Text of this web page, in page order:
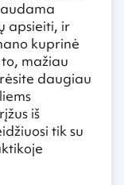
apsieiti, ir
kuprinė
mažiau
daugiau
iš
tik su